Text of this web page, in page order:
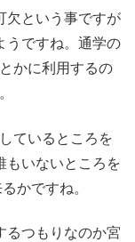
欠という事ですが
うですね。通学の
かに利用するの
ているところを
もいないところを
かですね。
るつもりなのか宮